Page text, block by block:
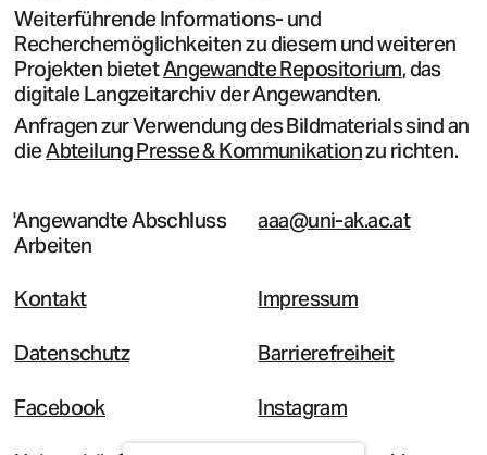
Weiterführende Informations- und
Recherchemöglichkeiten zu diesem und weiteren
Projekten bietetAngewandte Repositorium, das
digitale Langzeitarchiv der Angewandten.
Anfragen zur Verwendung des Bildmaterials sind an
dieAbteilung Presse & Kommunikationzu richten.
Angewandte Abschluss
Arbeiten
aaa@uni-ak.ac.at
Kontakt Impressum
Datenschutz Barrierefreiheit
Facebook Instagram